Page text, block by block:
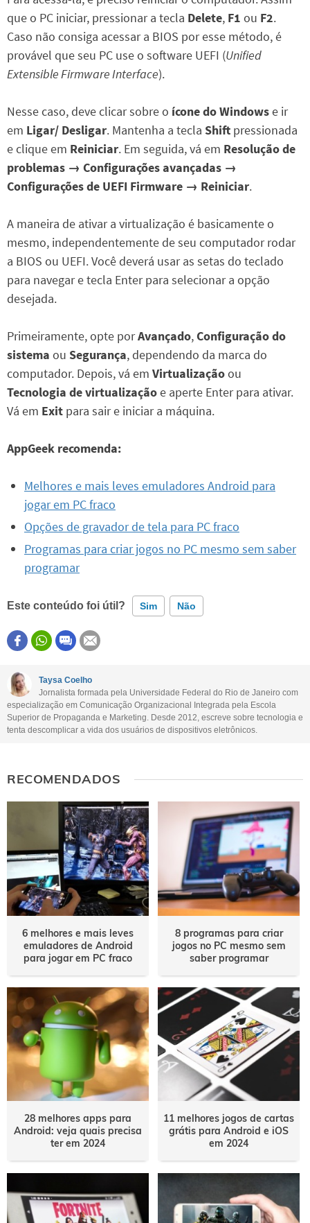
que o PC iniciar, pressionar a tecla Delete, F1 ou F2.
Caso não consiga acessar a BIOS por esse método, é
provável que seu PC use o software UEFI (Unified
Extensible Firmware Interface).
Nesse caso, deve clicar sobre o ícone do Windowse ir
em Ligar/ Desligar. Mantenha a tecla Shift pressionada
e clique em Reiniciar. Em seguida, vá em Resolução de
problemas → Configurações avançadas →
Configurações de UEFI Firmware → Reiniciar.
A maneira de ativar a virtualização é basicamente o
mesmo, independentemente de seu computador rodar
a BIOS ou UEFI. Você deverá usar as setas do teclado
para navegar e tecla Enter para selecionar a opção
desejada.
Primeiramente, opte porAvançado,Configuração do
sistema ou Segurança, dependendo da marca do
computador. Depois, vá em Virtualizaçãoou
Tecnologia de virtualizaçãoe aperte Enter para ativar.
Vá em Exit para sair e iniciar a máquina.
AppGeek recomenda:
Melhores e mais leves emuladores Android para
jogar em PC fraco
Opções de gravador de tela para PC fraco
Programas para criar jogos no PC mesmo sem saber
programar
Este conteúdo foi útil? Sim Não
Este conteúdo contém informação incorreta
Este conteúdo não tem a informação que procuro
Outro
Taysa Coelho
Jornalista formada pela Universidade Federal do Rio de Janeiro com
especialização em Comunicação Organizacional Integrada pela Escola
Superior de Propaganda e Marketing. Desde 2012, escreve sobre tecnologia e
tenta descomplicar a vida dos usuários de dispositivos eletrônicos.
RECOMENDADOS
6 melhores e mais leves
emuladores de Android
para jogar em PC fraco
8 programas para criar
jogos no PC mesmo sem
saber programar
28 melhores apps para
Android: veja quais precisa
ter em 2024
11 melhores jogos de cartas
grátis para Android e iOS
em 2024